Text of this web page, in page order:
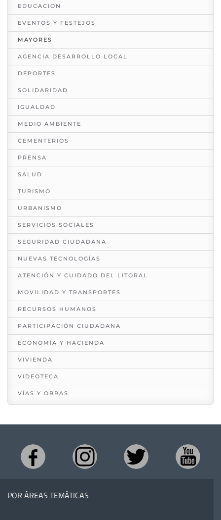
EDUCACION
EVENTOS Y FESTEJOS
MAYORES
AGENCIA DESARROLLO LOCAL
DEPORTES
SOLIDARIDAD
IGUALDAD
MEDIO AMBIENTE
CEMENTERIOS
PRENSA
SALUD
TURISMO
URBANISMO
SERVICIOS SOCIALES
SEGURIDAD CIUDADANA
NUEVAS TECNOLOGÍAS
ATENCIÓN Y CUIDADO DEL LITORAL
MOVILIDAD Y TRANSPORTES
RECURSOS HUMANOS
PARTICIPACIÓN CIUDADANA
ECONOMÍA Y HACIENDA
VIVIENDA
VIDEOTECA
VÍAS Y OBRAS
POR ÁREAS TEMÁTICAS